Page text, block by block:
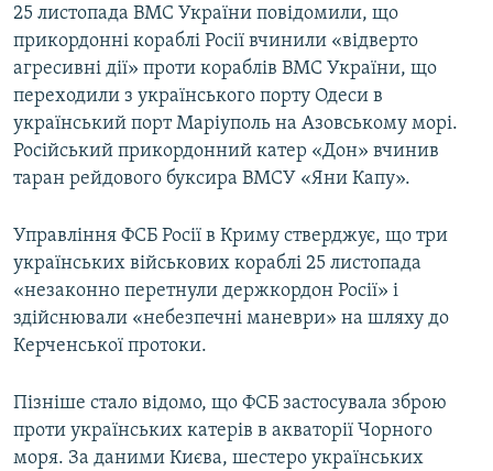
25 листопада ВМС України повідомили, що
прикордонні кораблі Росії вчинили «відверто
агресивні дії» проти кораблів ВМС України, що
переходили з українського порту Одеси в
український порт Маріуполь на Азовському морі.
Російський прикордонний катер «Дон» вчинив
таран рейдового буксира ВМСУ «Яни Капу».
Управління ФСБ Росії в Криму стверджує, що три
українських військових кораблі 25 листопада
«незаконно перетнули держкордон Росії» і
здійснювали «небезпечні маневри» на шляху до
Керченської протоки.
Пізніше стало відомо, що ФСБ застосувала зброю
проти українських катерів в акваторії Чорного
моря. За даними Києва, шестеро українських